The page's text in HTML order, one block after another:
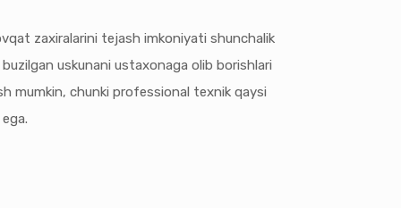
zaxiralarini tejash imkoniyati shunchalik
uskunani ustaxonaga olib borishlari
mumkin, chunki professional texnik qaysi